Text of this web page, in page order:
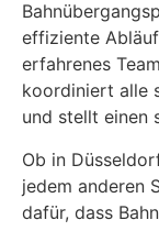
effiziente
erfahrenes
koordiniert alle
und stellt einen
Ob in
jedem anderen
dafür, dass